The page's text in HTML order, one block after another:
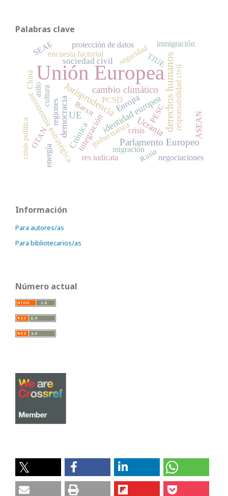
Palabras clave
Unión Europeaderechos humanos
Parlamento Europeo
UE
cambio climático
Jurisprudencia
democracia identidad europea
Ucrania
autonomía estratégica Europa
Crónica
integracióngobernanza
sociedad civil
migración
crisis
PCSD
regiones
Rusia
Brexit
encuesta factorial
protección de datos
cultura
PESC
seguridad
energía
inmigración
res iudicata
China
negociaciones
TJUE
OTAN
responsabilidad civil
SEAE
asilo
ASEAN
crisis política
Información
Para autores/as
Para bibliotecarios/as
Número actual